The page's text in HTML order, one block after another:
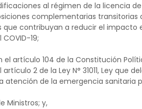
al régimen de la licencia
complementarias transitorias
que contribuyan a reducir el
19;
artículo 104 de la Constitución
2 de la Ley N° 31011, Ley que
atención de la emergencia sanitaria
Ministros; y,